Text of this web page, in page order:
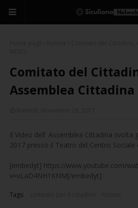
Comitato del
Assemblea Cittadina
Il Video dell' Assemblea Cittadina svolta
2017 presso il Teatro del Centro Sociale
[embedyt] https://www.youtube.com/
v=vLaD4NH1KNM[/embedyt]
Tags: